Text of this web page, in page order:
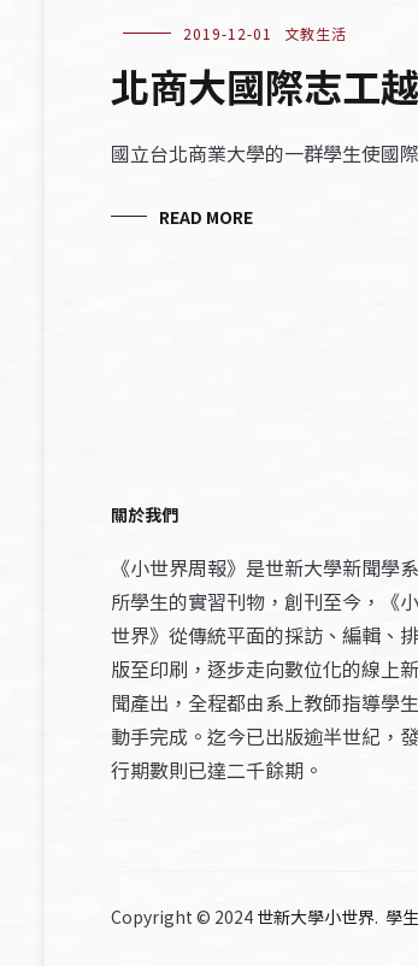
2019-12-01 文教生活
北商大國際志工
國立台北商業大學的一群學生使國
READ MORE
關於我們
《小世界周報》是世新大學新聞學系
所學生的實習刊物，創刊至今，《小
世界》從傳統平面的採訪、編輯、排
版至印刷，逐步走向數位化的線上新
聞產出，全程都由系上教師指導學生
動手完成。迄今已出版逾半世紀，發
行期數則已達二千餘期。
Copyright © 2024 世新大學小世界. 學